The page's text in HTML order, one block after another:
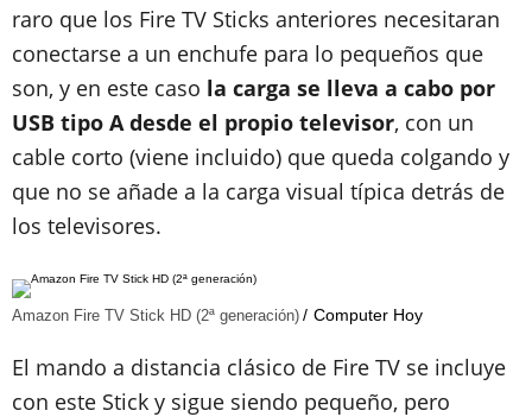
raro que los Fire TV Sticks anteriores necesitaran
conectarse a un enchufe para lo pequeños que
son, y en este caso la carga se lleva a cabo por
USB tipo A desde el propio televisor, con un
cable corto (viene incluido) que queda colgando y
que no se añade a la carga visual típica detrás de
los televisores.
Amazon Fire TV Stick HD (2ª generación) Computer Hoy
El mando a distancia clásico de Fire TV se incluye
con este Stick y sigue siendo pequeño, pero